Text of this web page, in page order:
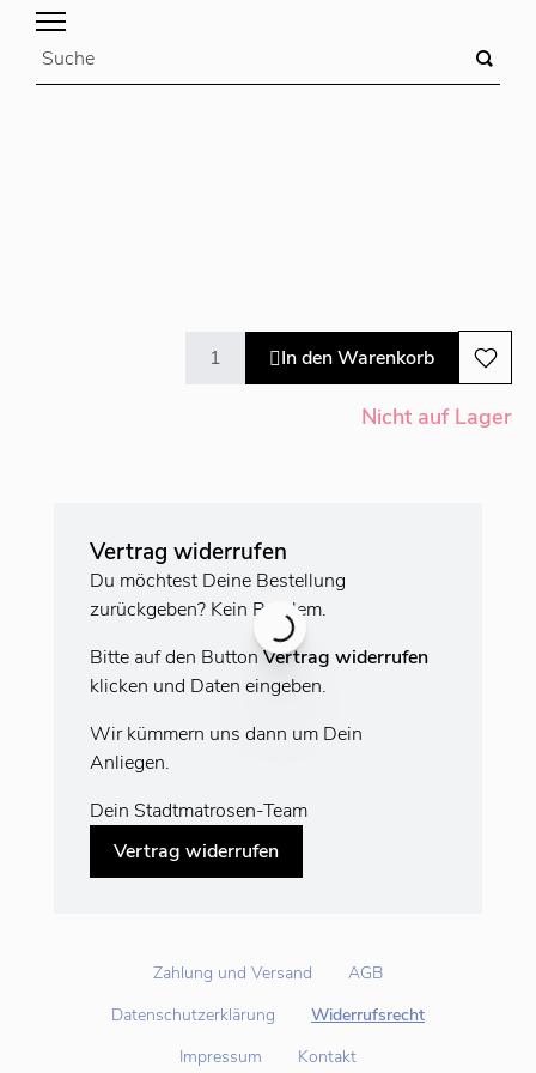
In den Warenkorb
Nicht auf Lager
Vertrag widerrufen
Du möchtest Deine Bestellung
zurückgeben? Kein Problem.
Bitte auf den ButtonVertrag widerrufen
klicken und Daten eingeben.
Wir kümmern uns dann um Dein
Anliegen.
Dein Stadtmatrosen-Team
Vertrag widerrufen
Zahlung und Versand
AGB
Datenschutzerklärung
Widerrufsrecht
Impressum
Kontakt